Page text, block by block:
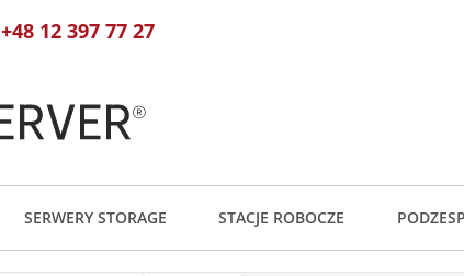
+48 12 397 77 27
SERWERY STORAGE STACJE ROBOCZE